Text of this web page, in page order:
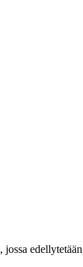
, jossa